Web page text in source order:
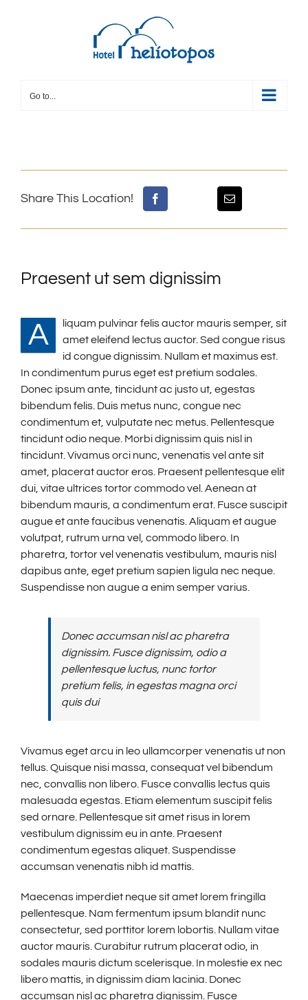
Go to...
Share This Location!
Praesent ut sem dignissim
A
liquam pulvinar felis auctor mauris semper, sit
amet eleifend lectus auctor. Sed congue risus
id congue dignissim. Nullam et maximus est.
In condimentum purus eget est pretium sodales.
Donec ipsum ante, tincidunt ac justo ut, egestas
bibendum felis. Duis metus nunc, congue nec
condimentum et, vulputate nec metus. Pellentesque
tincidunt odio neque. Morbi dignissim quis nisl in
tincidunt. Vivamus orci nunc, venenatis vel ante sit
amet, placerat auctor eros. Praesent pellentesque elit
dui, vitae ultrices tortor commodo vel. Aenean at
bibendum mauris, a condimentum erat. Fusce suscipit
augue et ante faucibus venenatis. Aliquam et augue
volutpat, rutrum urna vel, commodo libero. In
pharetra, tortor vel venenatis vestibulum, mauris nisl
dapibus ante, eget pretium sapien ligula nec neque.
Suspendisse non augue a enim semper varius.
Donec accumsan nisl ac pharetra
dignissim. Fusce dignissim, odio a
pellentesque luctus, nunc tortor
pretium felis, in egestas magna orci
quis dui
Vivamus eget arcu in leo ullamcorper venenatis ut non
tellus. Quisque nisi massa, consequat vel bibendum
nec, convallis non libero. Fusce convallis lectus quis
malesuada egestas. Etiam elementum suscipit felis
sed ornare. Pellentesque sit amet risus in lorem
vestibulum dignissim eu in ante. Praesent
condimentum egestas aliquet. Suspendisse
accumsan venenatis nibh id mattis.
Maecenas imperdiet neque sit amet lorem fringilla
pellentesque. Nam fermentum ipsum blandit nunc
consectetur, sed porttitor lorem lobortis. Nullam vitae
auctor mauris. Curabitur rutrum placerat odio, in
sodales mauris dictum scelerisque. In molestie ex nec
libero mattis, in dignissim diam lacinia. Donec
accumsan nisl ac pharetra dignissim. Fusce